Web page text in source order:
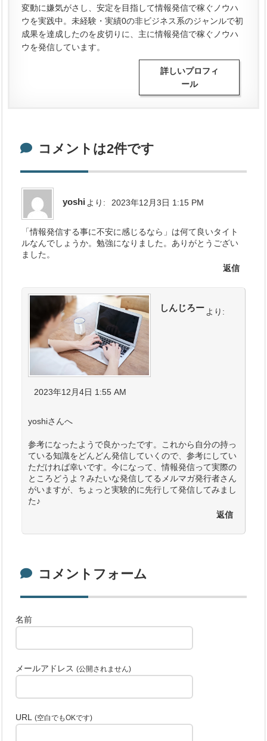
変動に嫌気がさし、安定を目指して情報発信で稼ぐノウハ
ウを実践中。未経験・実績0の非ビジネス系のジャンルで初
成果を達成したのを皮切りに、主に情報発信で稼ぐノウハ
ウを発信しています。
詳しいプロフィ
ール
コメントは2件です
yoshi より: 2023年12月3日 1:15 PM
「情報発信する事に不安に感じるなら」は何て良いタイト
ルなんでしょうか。勉強になりました。ありがとうござい
ました。
返信
しんじろーより:
2023年12月4日 1:55 AM
yoshiさんへ
参考になったようで良かったです。これから自分の持っ
ている知識をどんどん発信していくので、参考にしてい
ただければ幸いです。今になって、情報発信って実際の
ところどうよ？みたいな発信してるメルマガ発行者さん
がいますが、ちょっと実験的に先行して発信してみまし
た♪
返信
コメントフォーム
名前
メールアドレス(公開されません)
URL(空白でもOKです)